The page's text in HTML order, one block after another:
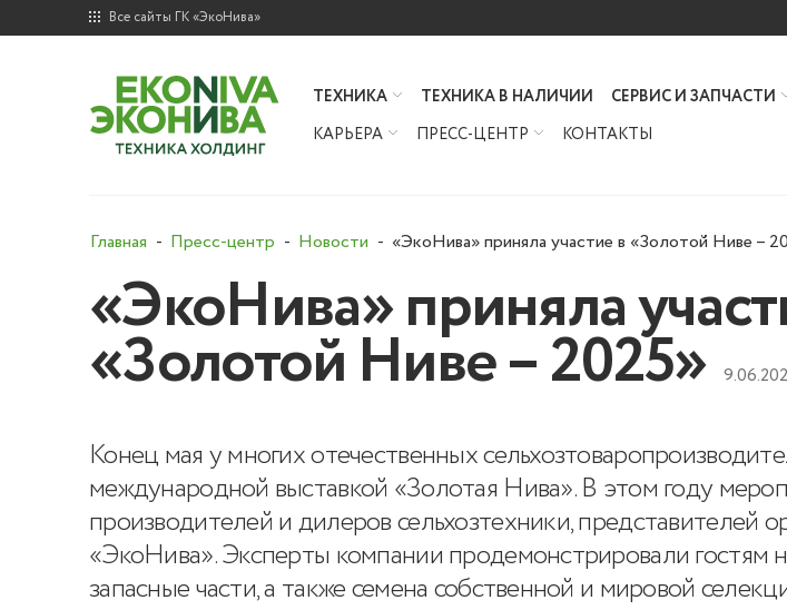
Все сайты ГК «ЭкоНива»
ТЕХНИКА ТЕХНИКА В НАЛИЧИИ СЕРВИС И ЗАПЧАСТИ
КАРЬЕРА
ПРЕСС-ЦЕНТР КОНТАКТЫ
Главная Пресс-центр Новости «ЭкоНива» приняла участие в «Золотой Ниве –
«ЭкоНива» приняла
«Золотой Ниве – 2025»
Конец мая у многих отечественных
международной выставкой «Золотая Нива». В этом году
производителей и дилеров сельхозтехники, представителей
«ЭкоНива». Эксперты компании продемонстрировали гостям
запасные части, а также семена собственной и мировой